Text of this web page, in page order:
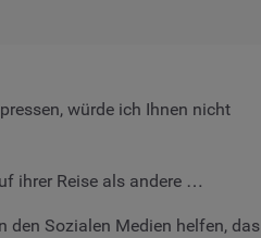
würde ich Ihnen nicht
ihrer Reise als andere …
den Sozialen Medien helfen, das